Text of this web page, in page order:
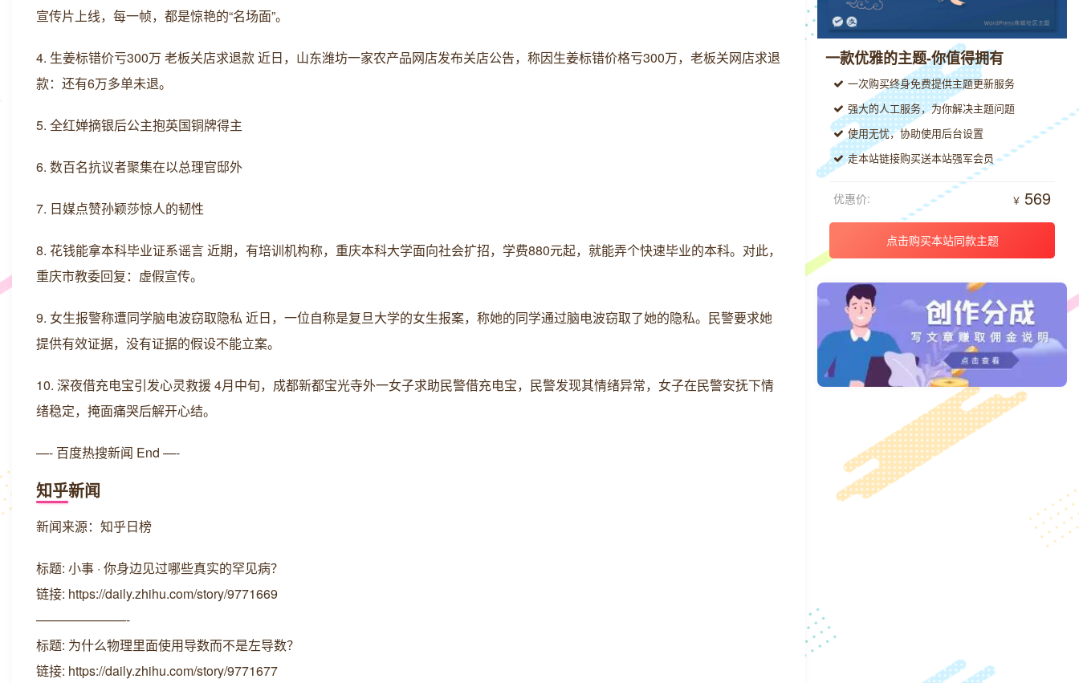
宣传片上线，每一帧，都是惊艳的“名场面”。
4. 生姜标错价亏300万 老板关店求退款 近日，山东潍坊一家农产品网店发布关店公告，称因生姜标错价格亏300万，老板关网店求退
款：还有6万多单未退。
5. 全红婵摘银后公主抱英国铜牌得主
6. 数百名抗议者聚集在以总理官邸外
7. 日媒点赞孙颖莎惊人的韧性
8. 花钱能拿本科毕业证系谣言 近期，有培训机构称，重庆本科大学面向社会扩招，学费880元起，就能弄个快速毕业的本科。对此，
重庆市教委回复：虚假宣传。
9. 女生报警称遭同学脑电波窃取隐私 近日，一位自称是复旦大学的女生报案，称她的同学通过脑电波窃取了她的隐私。民警要求她
提供有效证据，没有证据的假设不能立案。
10. 深夜借充电宝引发心灵救援 4月中旬，成都新都宝光寺外一女子求助民警借充电宝，民警发现其情绪异常，女子在民警安抚下情
绪稳定，掩面痛哭后解开心结。
—- 百度热搜新闻 End —-
知乎新闻
新闻来源：知乎日榜
标题: 小事 · 你身边见过哪些真实的罕见病？
链接: https://daily.zhihu.com/story/9771669
———————-
标题: 为什么物理里面使用导数而不是左导数？
链接: https://daily.zhihu.com/story/9771677
一款优雅的主题-你值得拥有
一次购买终身免费提供主题更新服务
强大的人工服务，为你解决主题问题
使用无忧，协助使用后台设置
走本站链接购买送本站强军会员
￥ 569
优惠价:
点击购买本站同款主题